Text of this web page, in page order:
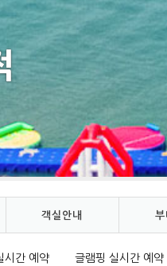
객실안내
시간 예약 글램핑 실시간 예약